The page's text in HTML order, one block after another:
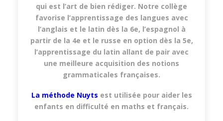
qui est l’art de bien rédiger. Notre collège
favorise l’apprentissage des langues avec
l’anglais et le latin dès la 6e, l’espagnol à
partir de la 4e et le russe en option dès la 5e,
l’apprentissage du latin allant de pair avec
une meilleure acquisition des notions
grammaticales françaises.
La méthode Nuyts est utilisée pour aider les
enfants en difficulté en maths et français.